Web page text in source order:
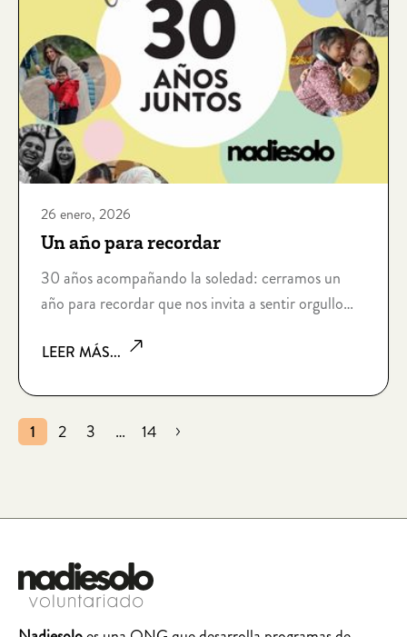
26 enero, 2026
Un año para recordar
30 años acompañando la soledad: cerramos un
año para recordar que nos invita a sentir orgullo
LEER MÁS...
1 2 3 … 14